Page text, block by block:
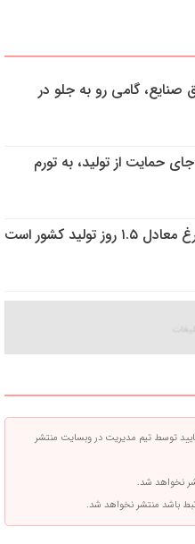
گامی رو به جلو در
حمایت از تولید، به تورم
توسط تیم مدیریت در وبسایت منتشر
نخواهد شد.
باشد منتشر نخواهد شد.